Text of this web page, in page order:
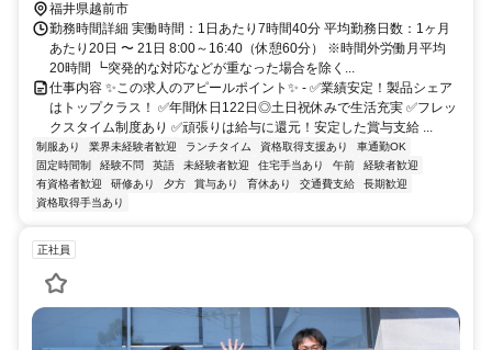
福井県越前市
勤務時間詳細 実働時間：1日あたり7時間40分 平均勤務日数：1ヶ月
あたり20日 〜 21日 8:00～16:40（休憩60分） ※時間外労働月平均
20時間 ┗突発的な対応などが重なった場合を除く...
仕事内容 ✨この求人のアピールポイント✨ - ✅業績安定！製品シェア
はトップクラス！ ✅年間休日122日◎土日祝休みで生活充実 ✅フレッ
クスタイム制度あり ✅頑張りは給与に還元！安定した賞与支給 ...
制服あり 業界未経験者歓迎 ランチタイム 資格取得支援あり
車通勤OK
固定時間制
経験不問 英語 未経験者歓迎 住宅手当あり 午前
経験者歓迎
有資格者歓迎
研修あり 夕方 賞与あり 育休あり 交通費支給
長期歓迎
資格取得手当あり
正社員